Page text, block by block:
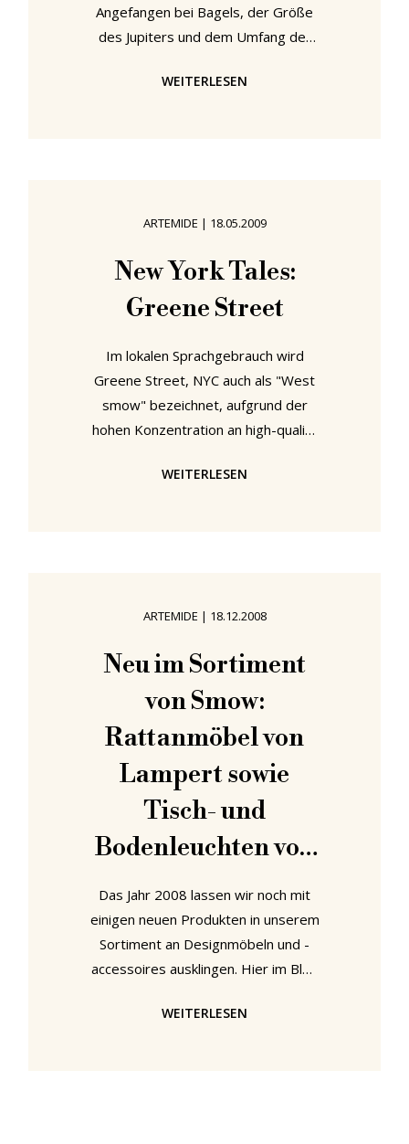
Angefangen bei Bagels, der Größe
des Jupiters und dem Umfang der
den Irak zu rechtfertigen. Alles in
zusätzliche Zeitzone brauchte, nein
in der Nordostecke haben Biologen
sogar noch bisher völlig unbekannte
Primaten gefunden.
WEITERLESEN
ARTEMIDE | 18.05.2009
New York Tales:
Greene Street
Im lokalen Sprachgebrauch wird
Greene Street, NYC auch als "West
smow" bezeichnet, aufgrund der
hohen Konzentration an high-quality
ihre Flagship Stores haben . Der
Tatsächlich konnten wir uns beim
Durchforsten von West smow nicht
des Gedankens erwehren, dass
lediglich Moormann fehlt. Dann
haben
WEITERLESEN
ARTEMIDE | 18.12.2008
Neu im Sortiment
von Smow:
Rattanmöbel von
Lampert sowie
Tisch- und
Bodenleuchten von
Artemide
Das Jahr 2008 lassen wir noch mit
einigen neuen Produkten in unserem
Sortiment an Designmöbeln und -
accessoires ausklingen. Hier im Blog
"Appetithäppchen". Es lohnt sich
WEITERLESEN